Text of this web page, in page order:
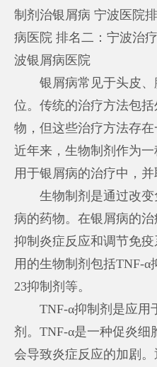
制剂治银屑病 宁波医院
病医院 排名二：宁波治
波银屑病医院
银屑病常见于头皮、
位。传统的治疗方法包
物，但这些治疗方法存在
近年来，生物制剂作为
用于银屑病的治疗中，并
生物制剂是通过改变
病的药物。在银屑病的
抑制炎症反应和调节免
用的生物制剂包括TNF-
23抑制剂等。
TNF-α抑制剂是应用
剂。TNF-α是一种促炎细
会导致炎症反应的加剧。